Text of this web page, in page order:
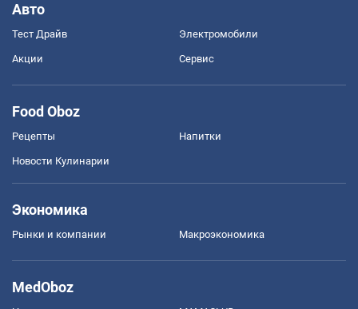
Авто
Тест Драйв Электромобили
Акции Сервис
Food Oboz
Рецепты Напитки
Новости Кулинарии
Экономика
Рынки и компании Mакроэкономика
MedOboz